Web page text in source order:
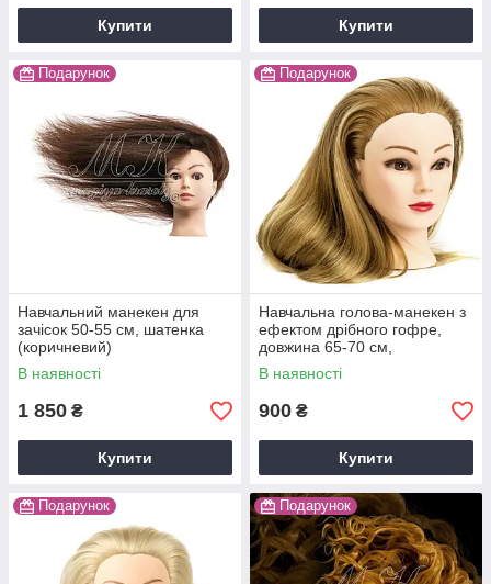
Купити Купити
Подарунок
Навчальний манекен для
зачісок 50-55 см, шатенка
(коричневий)
В наявності
1 850 ₴
Купити
Подарунок
Навчальна голова-манекен з
ефектом дрібного гофре,
довжина 65-70 см,
пшеничний
В наявності
900 ₴
Купити
Подарунок Подарунок